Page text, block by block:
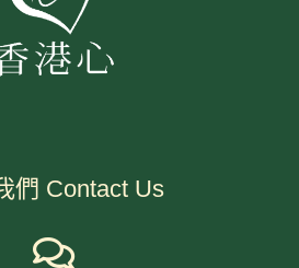
們 Contact Us